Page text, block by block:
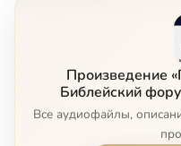
Произведение
Библейский
Все аудиофайлы,